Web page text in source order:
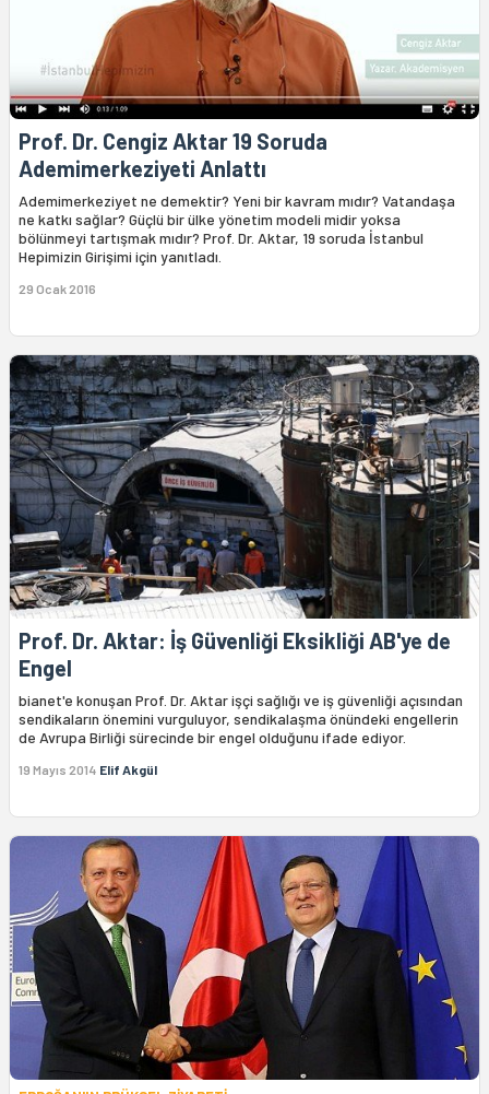
Prof. Dr. Cengiz Aktar 19 Soruda
Ademimerkeziyeti Anlattı
Ademimerkeziyet ne demektir? Yeni bir kavram mıdır? Vatandaşa
ne katkı sağlar? Güçlü bir ülke yönetim modeli midir yoksa
bölünmeyi tartışmak mıdır? Prof. Dr. Aktar, 19 soruda İstanbul
Hepimizin Girişimi için yanıtladı.
29 Ocak 2016
Prof. Dr. Aktar: İş Güvenliği Eksikliği AB'ye de
Engel
bianet'e konuşan Prof. Dr. Aktar işçi sağlığı ve iş güvenliği açısından
sendikaların önemini vurguluyor, sendikalaşma önündeki engellerin
de Avrupa Birliği sürecinde bir engel olduğunu ifade ediyor.
19 Mayıs 2014 Elif Akgül